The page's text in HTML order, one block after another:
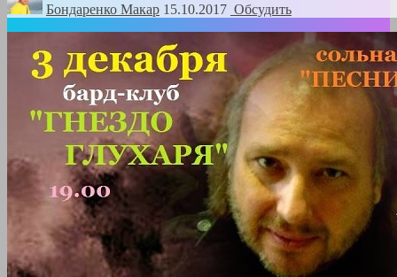
Бондаренко Mакар 15.10.2017 Обсудить